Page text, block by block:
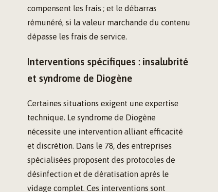
compensent les frais ; et le débarras
rémunéré, si la valeur marchande du contenu
dépasse les frais de service.
Interventions spécifiques : insalubrité
et syndrome de Diogène
Certaines situations exigent une expertise
technique. Le syndrome de Diogène
nécessite une intervention alliant efficacité
et discrétion. Dans le 78, des entreprises
spécialisées proposent des protocoles de
désinfection et de dératisation après le
vidage complet. Ces interventions sont